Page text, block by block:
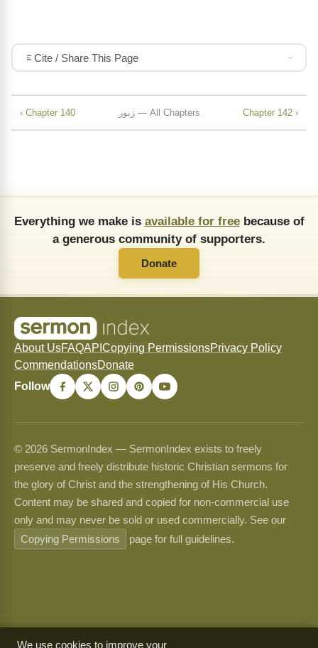
Cite / Share This Page
‹ Chapter 140 زبور — All Chapters Chapter 142 ›
Everything we make is available for freebecause of
a generous community of supporters.
Donate
About UsFAQAPI Copying PermissionsPrivacy Policy
CommendationsDonate
Follow
© 2026 SermonIndex — SermonIndex exists to freely
preserve and freely distribute historic Christian sermons for
the glory of Christ and the strengthening of His Church.
Content may be shared and copied for non-commercial use
only and may never be sold or used commercially. See our
Copying Permissions
page for full guidelines.
We use cookies to improve your